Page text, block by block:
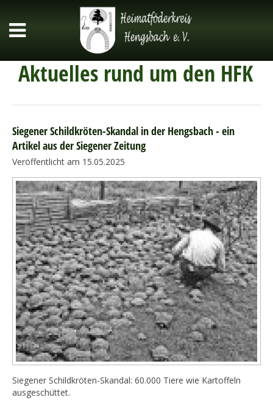
Aktuelles rund um den HFK
Siegener Schildkröten-Skandal in der Hengsbach - ein
Artikel aus der Siegener Zeitung
Veröffentlicht am 15.05.2025
Siegener Schildkröten-Skandal: 60.000 Tiere wie Kartoffeln
ausgeschüttet.